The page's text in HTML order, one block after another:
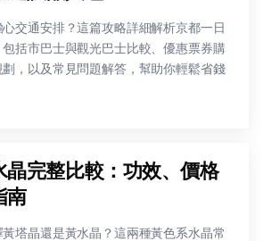
交通安排？這篇攻略詳細解析京都一日
括市巴士與觀光巴士比較、優惠票券購
，以及常見問題解答，幫助你輕鬆省錢
晶完整比較：功效、價格
南
塔晶還是黃水晶？這兩種黃色系水晶常